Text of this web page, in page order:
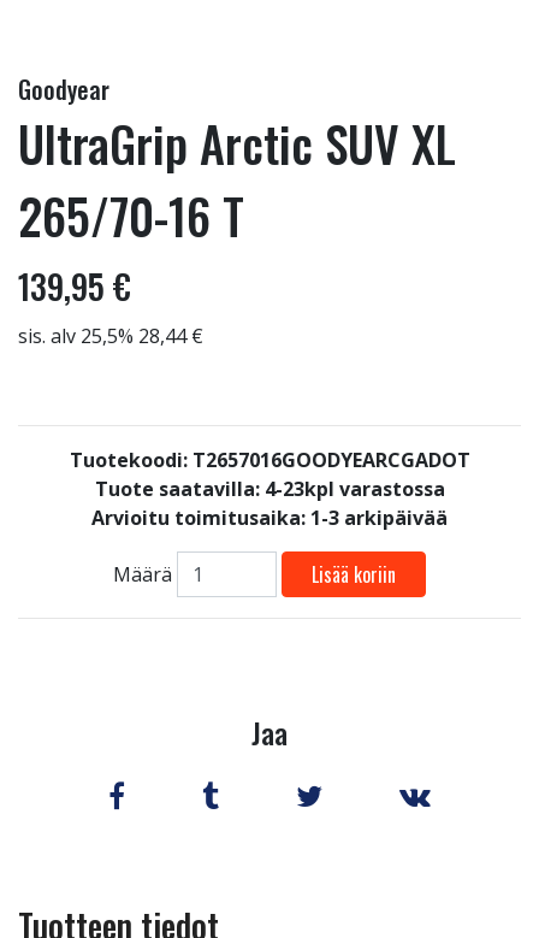
Goodyear
UltraGrip Arctic SUV XL
265/70-16 T
139,95 €
sis. alv 25,5% 28,44 €
Tuotekoodi: T2657016GOODYEARCGADOT
Tuote saatavilla: 4-23kpl varastossa
Arvioitu toimitusaika: 1-3 arkipäivää
Määrä Lisää koriin
Jaa
Tuotteen tiedot